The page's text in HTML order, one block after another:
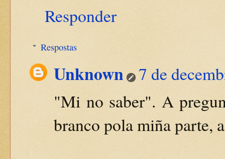
Responder
Respostas
Unknown
7 de
"Mi no saber". A
branco pola miña parte,